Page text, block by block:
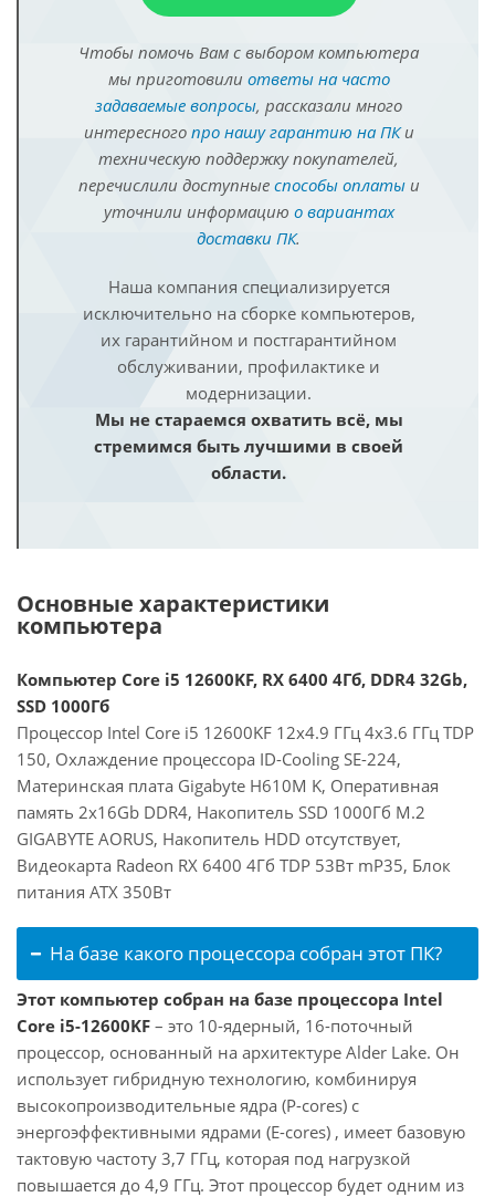
Чтобы помочь Вам с выбором компьютера
мы приготовили ответы на часто
задаваемые вопросы, рассказали много
интересного про нашу гарантию на ПКи
техническую поддержку покупателей,
перечислили доступные способы оплатыи
уточнили информацию о вариантах
доставки ПК.
Наша компания специализируется
исключительно на сборке компьютеров,
их гарантийном и постгарантийном
обслуживании, профилактике и
модернизации.
Мы не стараемся охватить всё, мы
стремимся быть лучшими в своей
области.
Основные характеристики
компьютера
Компьютер Core i5 12600KF, RX 6400 4Гб, DDR4 32Gb,
SSD 1000Гб
Процессор Intel Core i5 12600KF 12x4.9 ГГц 4x3.6 ГГц TDP
150, Охлаждение процессора ID-Cooling SE-224,
Материнская плата Gigabyte H610M K, Оперативная
память 2x16Gb DDR4, Накопитель SSD 1000Гб M.2
GIGABYTE AORUS, Накопитель HDD отсутствует,
Видеокарта Radeon RX 6400 4Гб TDP 53Вт mP35, Блок
питания ATX 350Вт
На базе какого процессора собран этот ПК?
Этот компьютер собран на базе процессора Intel
Core i5-12600KF – это 10-ядерный, 16-поточный
процессор, основанный на архитектуре Alder Lake. Он
использует гибридную технологию, комбинируя
высокопроизводительные ядра (P-cores) с
энергоэффективными ядрами (E-cores) , имеет базовую
тактовую частоту 3,7 ГГц, которая под нагрузкой
повышается до 4,9 ГГц. Этот процессор будет одним из